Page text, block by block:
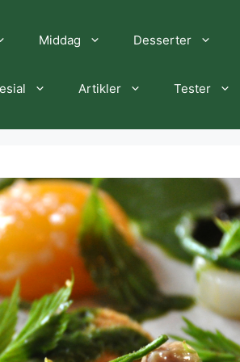
Middag Desserter
Artikler Tester